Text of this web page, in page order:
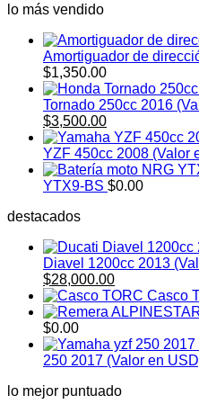
lo más vendido
Amortiguador de
$1,350.00
Tornado 250cc 2016
El
precio
original
era:
$4,000.00.
$3,500.00El
precio
actual
es:
$3,500.00.
YZF 450cc 2008 (Valor
YTX9-BS $0.00
destacados
Diavel 1200cc 2013
El
precio
original
era:
$30,000.00.
$28,000.00El
precio
actual
$28,000.00.
Casco
$0.00
250 2017 (Valor en
lo mejor puntuado